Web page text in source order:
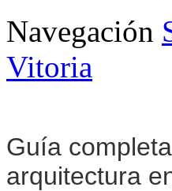
Navegación
Vitoria
Guía
arquitectura